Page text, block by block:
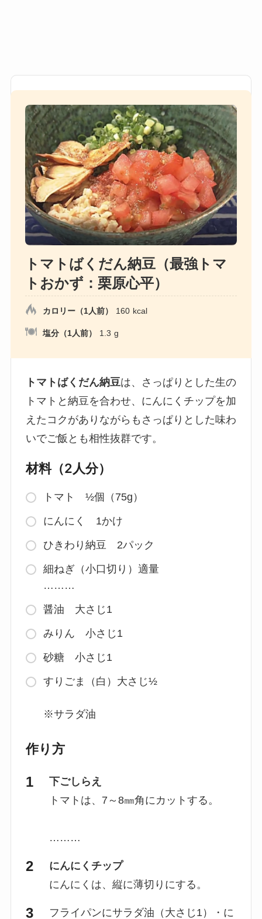
トマトばくだん納豆（最強トマ
トおかず：栗原心平）
カロリー（1人前） 160 kcal
塩分（1人前） 1.3 g
トマトばくだん納豆は、さっぱりとした生の
トマトと納豆を合わせ、にんにくチップを加
えたコクがありながらもさっぱりとした味わ
いでご飯とも相性抜群です。
材料（2人分）
トマト ½個（75g）
にんにく 1かけ
ひきわり納豆 2パック
細ねぎ（小口切り）適量
………
醤油 大さじ1
みりん 小さじ1
砂糖 小さじ1
すりごま（白）大さじ½
※サラダ油
作り方
下ごしらえ
トマトは、7～8㎜角にカットする。
………
にんにくチップ
にんにくは、縦に薄切りにする。
フライパンにサラダ油（大さじ1）・に